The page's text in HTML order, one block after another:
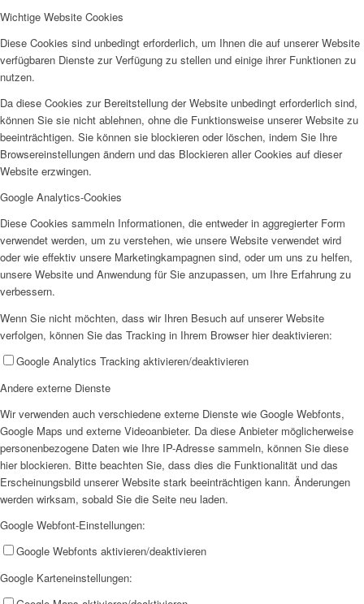
Familienbildungswerk (FBW)
Frauenhaus
Ambulante Hilfen zur Erziehung
Wichtige Website Cookies
Diese Cookies sind unbedingt erforderlich, um Ihnen die auf unserer Website
verfügbaren Dienste zur Verfügung zu stellen und einige ihrer Funktionen zu
nutzen.
Da diese Cookies zur Bereitstellung der Website unbedingt erforderlich sind,
können Sie sie nicht ablehnen, ohne die Funktionsweise unserer Website zu
beeinträchtigen. Sie können sie blockieren oder löschen, indem Sie Ihre
Browsereinstellungen ändern und das Blockieren aller Cookies auf dieser
Website erzwingen.
Google Analytics-Cookies
Diese Cookies sammeln Informationen, die entweder in aggregierter Form
verwendet werden, um zu verstehen, wie unsere Website verwendet wird
oder wie effektiv unsere Marketingkampagnen sind, oder um uns zu helfen,
unsere Website und Anwendung für Sie anzupassen, um Ihre Erfahrung zu
verbessern.
Wenn Sie nicht möchten, dass wir Ihren Besuch auf unserer Website
verfolgen, können Sie das Tracking in Ihrem Browser hier deaktivieren:
Google Analytics Tracking aktivieren/deaktivieren
Andere externe Dienste
Wir verwenden auch verschiedene externe Dienste wie Google Webfonts,
Google Maps und externe Videoanbieter. Da diese Anbieter möglicherweise
personenbezogene Daten wie Ihre IP-Adresse sammeln, können Sie diese
hier blockieren. Bitte beachten Sie, dass dies die Funktionalität und das
Erscheinungsbild unserer Website stark beeinträchtigen kann. Änderungen
werden wirksam, sobald Sie die Seite neu laden.
Google Webfont-Einstellungen:
Google Webfonts aktivieren/deaktivieren
Google Karteneinstellungen: